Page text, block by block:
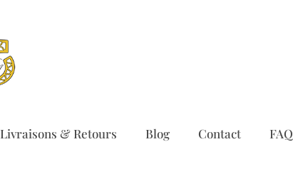
Livraisons & Retours Blog Contact FAQ